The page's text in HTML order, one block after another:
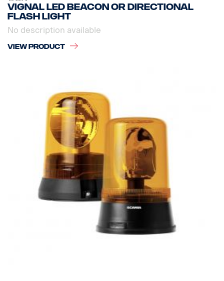
Vignal LED Beacon or directional
flash light
No description available
VIEW PRODUCT